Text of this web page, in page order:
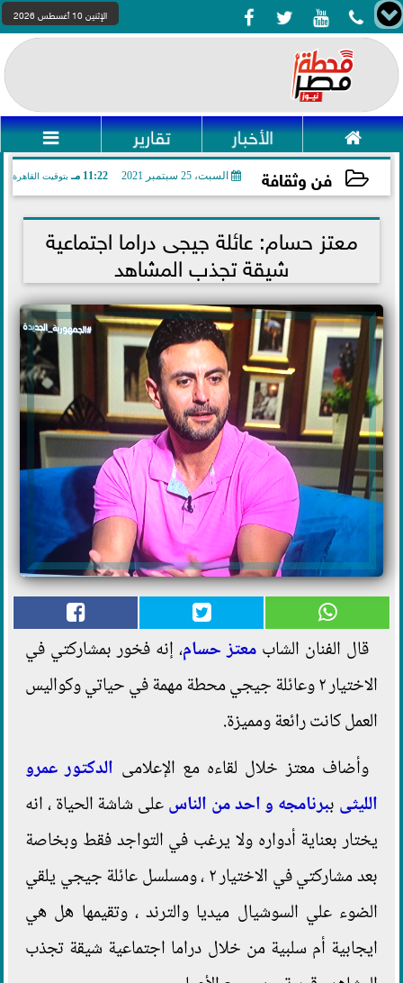
    الإثنين 10 أغسطس 2026
 الأخبار تقارير 
فن وثقافة السبت، 25 سبتمبر 2021 11:22 مـ بتوقيت القاهرة
2021-09-25 23:22:10معتز حسام: عائلة جيجى دراما اجتماعية
شيقة تجذب المشاهد
قال الفنان الشاب معتز حسام، إنه فخور بمشاركتي في
الاختيار ٢ وعائلة جيجي محطة مهمة في حياتي وكواليس
العمل كانت رائعة ومميزة.
وأضاف معتز خلال لقاءه مع الإعلامى الدكتور عمرو
الليثى ببرنامجه و احد من الناسعلى شاشة الحياة ، انه
يختار بعناية أدواره ولا يرغب في التواجد فقط وبخاصة
بعد مشاركتي في الاختيار ٢ ، ومسلسل عائلة جيجي يلقي
الضوء علي السوشيال ميديا والترند ، وتقيمها هل هي
ايجابية أم سلبية من خلال دراما اجتماعية شيقة تجذب